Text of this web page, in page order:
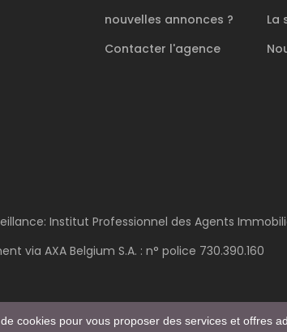
nouvelles annonces ?
Contacter l'agence
La
Institut Professionnel des Agents
via AXA Belgium S.A. : n° police 730.390.160
POWERED AND DEVELOPED BY
cookies pour vous proposer des services et offres